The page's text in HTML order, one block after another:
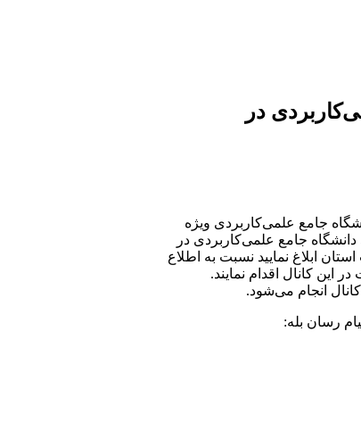
در
جامع علمی‌کاربردی ویژه
جامع علمی‌کاربردی در
ابلاغ نمایید نسبت به اطلاع
کانال اقدام نمایند.
انجام می‌شود.
رسان بله: